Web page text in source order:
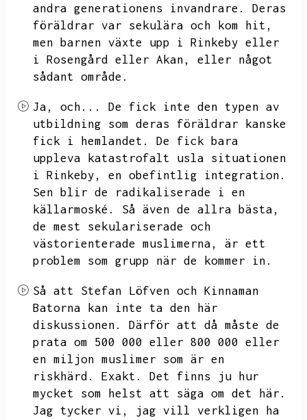
andra generationens invandrare.
Deras
föräldrar var sekulära och kom hit,
men barnen växte upp i Rinkeby eller
i Rosengård eller Akan,
eller något
sådant område.
Ja, och...
De fick inte den typen av
utbildning som deras föräldrar kanske
fick i hemlandet.
De fick bara
uppleva katastrofalt usla situationen
i Rinkeby,
en obefintlig integration.
Sen blir de radikaliserade i en
källarmoské.
Så även de allra bästa,
de mest sekulariserade och
västorienterade muslimerna,
är ett
problem som grupp när de kommer in.
Så att Stefan Löfven och Kinnaman
Batorna kan inte ta den här
diskussionen.
Därför att då måste de
prata om 500 000 eller 800 000 eller
en miljon muslimer som är en
riskhärd.
Exakt.
Det finns ju hur
mycket som helst att säga om det här.
Jag tycker vi,
jag vill verkligen ha